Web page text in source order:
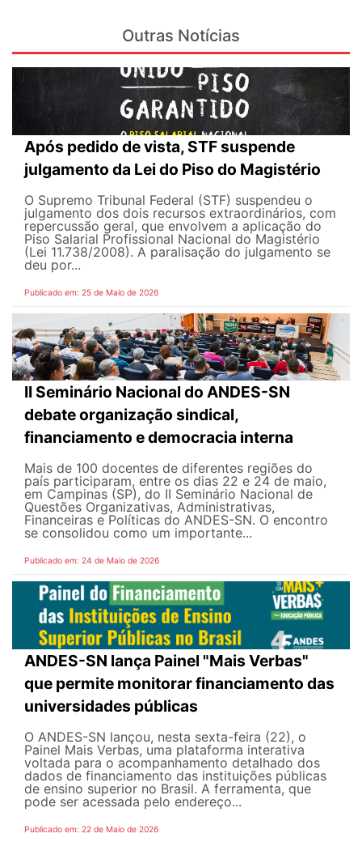
Outras Notícias
Após pedido de vista, STF suspende
julgamento da Lei do Piso do Magistério
O Supremo Tribunal Federal (STF) suspendeu o
julgamento dos dois recursos extraordinários, com
repercussão geral, que envolvem a aplicação do
Piso Salarial Profissional Nacional do Magistério
(Lei 11.738/2008). A paralisação do julgamento se
deu por...
Publicado em: 25 de Maio de 2026
II Seminário Nacional do ANDES-SN
debate organização sindical,
financiamento e democracia interna
Mais de 100 docentes de diferentes regiões do
país participaram, entre os dias 22 e 24 de maio,
em Campinas (SP), do II Seminário Nacional de
Questões Organizativas, Administrativas,
Financeiras e Políticas do ANDES-SN. O encontro
se consolidou como um importante...
Publicado em: 24 de Maio de 2026
ANDES-SN lança Painel "Mais Verbas"
que permite monitorar financiamento das
universidades públicas
O ANDES-SN lançou, nesta sexta-feira (22), o
Painel Mais Verbas, uma plataforma interativa
voltada para o acompanhamento detalhado dos
dados de financiamento das instituições públicas
de ensino superior no Brasil. A ferramenta, que
pode ser acessada pelo endereço...
Publicado em: 22 de Maio de 2026